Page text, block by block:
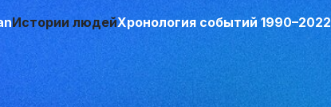
Истории людейХронология событий 1990–2022